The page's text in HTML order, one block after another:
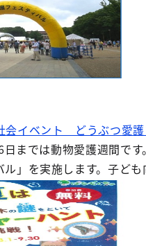
会イベント どうぶつ愛
までは動物愛護週間で
」を実施します。子ど